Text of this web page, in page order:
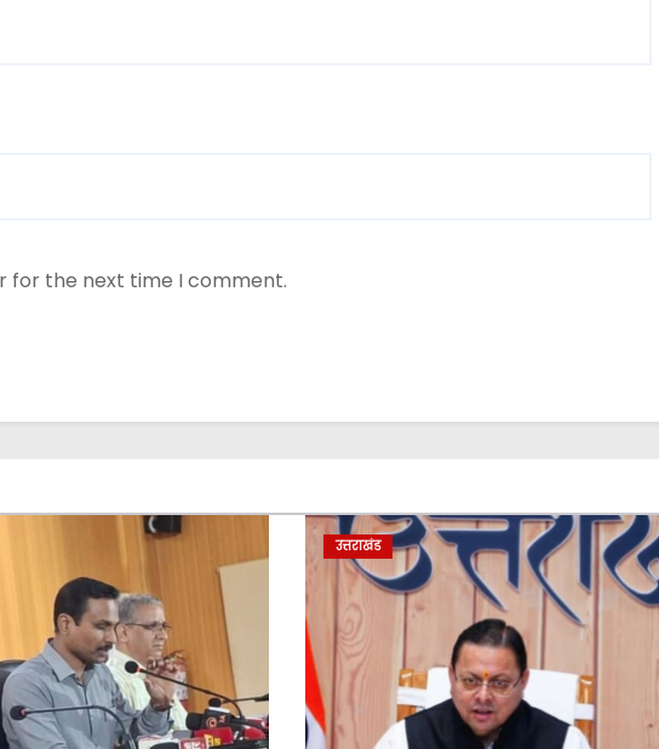
for the next time I comment.
उत्तराखंड